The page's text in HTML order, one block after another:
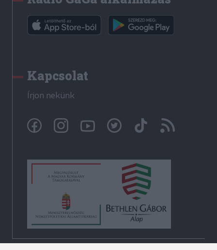
Kapcsolat
Írjon nekünk